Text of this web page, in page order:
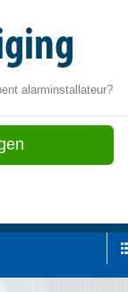
alarminstallateur?